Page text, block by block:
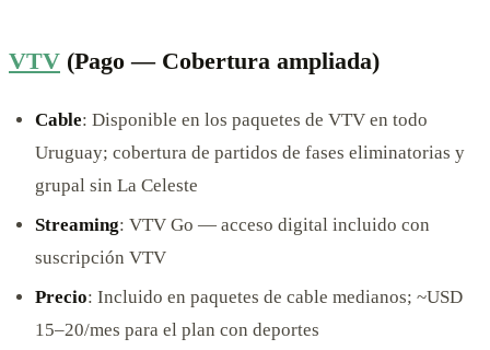
VTV (Pago — Cobertura ampliada)
Cable: Disponible en los paquetes de VTV en todo
Uruguay; cobertura de partidos de fases eliminatorias y
grupal sin La Celeste
Streaming: VTV Go — acceso digital incluido con
suscripción VTV
Precio: Incluido en paquetes de cable medianos; ~USD
15–20/mes para el plan con deportes